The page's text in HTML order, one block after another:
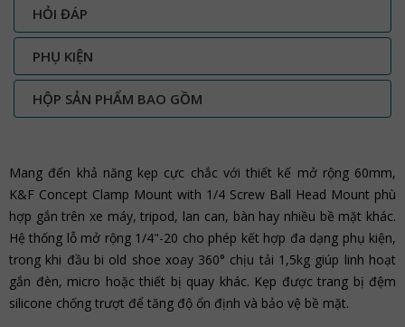
HỎI ĐÁP
PHỤ KIỆN
HỘP SẢN PHẨM BAO GỒM
Mang đến khả năng kẹp cực chắc với thiết kế mở rộng 60mm,
K&F Concept Clamp Mount with 1/4 Screw Ball Head Mount phù
hợp gắn trên xe máy, tripod, lan can, bàn hay nhiều bề mặt khác.
Hệ thống lỗ mở rộng 1/4"-20 cho phép kết hợp đa dạng phụ kiện,
trong khi đầu bi old shoe xoay 360° chịu tải 1,5kg giúp linh hoạt
gắn đèn, micro hoặc thiết bị quay khác. Kẹp được trang bị đệm
silicone chống trượt để tăng độ ổn định và bảo vệ bề mặt.